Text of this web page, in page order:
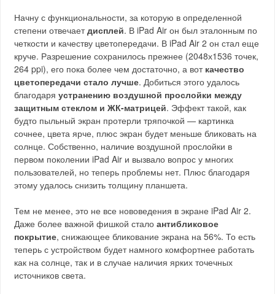
Начну с функциональности, за которую в определенной
степени отвечаетдисплей. В iPad Air он был эталонным по
четкости и качеству цветопередачи. В iPad Air 2 он стал еще
круче. Разрешение сохранилось прежнее (2048х1536 точек,
264 ppi), его пока более чем достаточно, а вот качество
цветопередачи стало лучше. Добиться этого удалось
благодаряустранению воздушной прослойки между
защитным стеклом и ЖК-матрицей. Эффект такой, как
будто пыльный экран протерли тряпочкой — картинка
сочнее, цвета ярче, плюс экран будет меньше бликовать на
солнце. Собственно, наличие воздушной прослойки в
первом поколении iPad Air и вызвало вопрос у многих
пользователей, но теперь проблемы нет. Плюс благодаря
этому удалось снизить толщину планшета.
Тем не менее, это не все нововедения в экране iPad Air 2.
Даже более важной фишкой сталоантибликовое
покрытие, снижающее бликование экрана на 56%. То есть
теперь с устройством будет намного комфортнее работать
как на солнце, так и в случае наличия ярких точечных
источников света.